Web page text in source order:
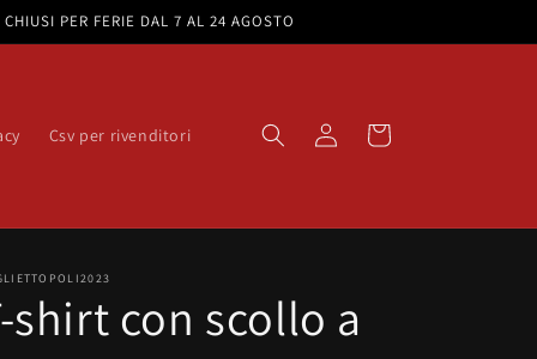
PER FERIE DAL 7 AL 24 AGOSTO
Csv per rivenditori Accedi Carrello
shirt con scollo a